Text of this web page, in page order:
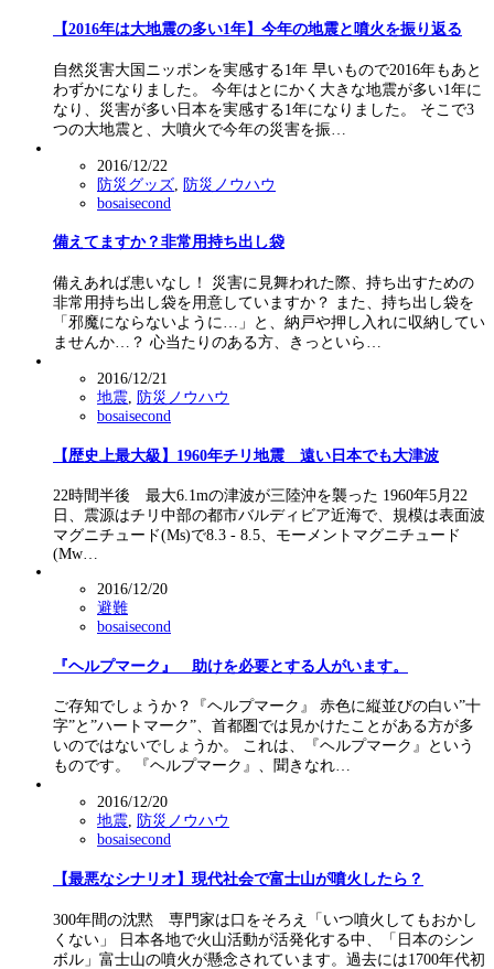
【2016年は大地震の多い1年】今年の地震と噴火を振り返る
自然災害大国ニッポンを実感する1年 早いもので2016年もあと
わずかになりました。 今年はとにかく大きな地震が多い1年に
なり、災害が多い日本を実感する1年になりました。 そこで3
つの大地震と、大噴火で今年の災害を振…
2016/12/22
防災グッズ 防災ノウハウ
bosaisecond
備えてますか？非常用持ち出し袋
備えあれば患いなし！ 災害に見舞われた際、持ち出すための
非常用持ち出し袋を用意していますか？ また、持ち出し袋を
「邪魔にならないように…」と、納戸や押し入れに収納してい
ませんか…？ 心当たりのある方、きっといら…
2016/12/21
地震
防災ノウハウ
bosaisecond
【歴史上最大級】1960年チリ地震 遠い日本でも大津波
22時間半後 最大6.1mの津波が三陸沖を襲った 1960年5月22
日、震源はチリ中部の都市バルディビア近海で、規模は表面波
マグニチュード(Ms)で8.3 - 8.5、モーメントマグニチュード
(Mw…
2016/12/20
避難
bosaisecond
『ヘルプマーク』 助けを必要とする人がいます。
ご存知でしょうか？『ヘルプマーク』 赤色に縦並びの白い”十
字”と”ハートマーク”、首都圏では見かけたことがある方が多
いのではないでしょうか。 これは、『ヘルプマーク』という
ものです。 『ヘルプマーク』、聞きなれ…
2016/12/20
地震, 防災ノウハウ
bosaisecond
【最悪なシナリオ】現代社会で富士山が噴火したら？
300年間の沈黙 専門家は口をそろえ「いつ噴火してもおかし
くない」 日本各地で火山活動が活発化する中、「日本のシン
ボル」富士山の噴火が懸念されています。過去には1700年代初